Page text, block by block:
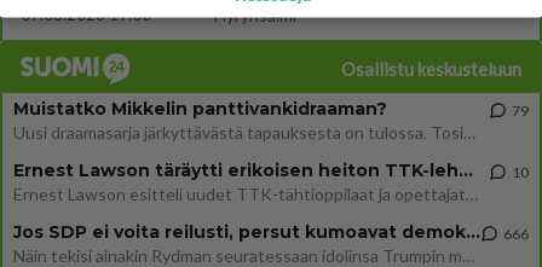
07.08.2026 19:00
Hyrynsalmi
Osallistu keskusteluun
Muistatko Mikkelin panttivankidraaman?
Uusi draamasarja järkyttävästä tapauksesta on tulossa. Tositapahtumiin perustuva sarja ammentaa vuoden 1986 Mikkelin pan
79
Ernest Lawson täräytti erikoisen heiton TTK-lehdistötilaisuudessa: " Onko tässä tarkoituksena...?"
Ernest Lawson esitteli uudet TTK-tähtioppilaat ja opettajat torstaina 6.8. lehdistölle. Tulevalla kaudella on yksi hausk
10
Jos SDP ei voita reilusti, persut kumoavat demokratian Suomesta
Näin tekisi ainakin Rydman seuratessaan idolinsa Trumpin mallia https://www.is.fi/politiikka/art-2000012187244.html
666